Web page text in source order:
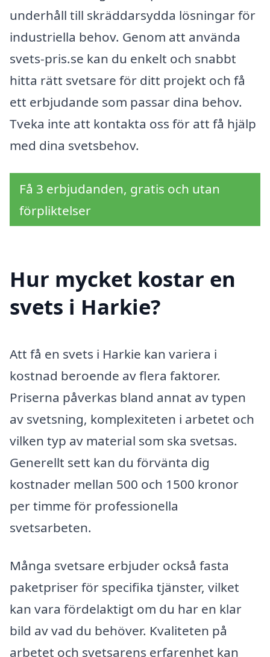
underhåll till skräddarsydda lösningar för
industriella behov. Genom att använda
svets-pris.se kan du enkelt och snabbt
hitta rätt svetsare för ditt projekt och få
ett erbjudande som passar dina behov.
Tveka inte att kontakta oss för att få hjälp
med dina svetsbehov.
Få 3 erbjudanden, gratis och utan
förpliktelser
Hur mycket kostar en
svets i Harkie?
Att få en svets i Harkie kan variera i
kostnad beroende av flera faktorer.
Priserna påverkas bland annat av typen
av svetsning, komplexiteten i arbetet och
vilken typ av material som ska svetsas.
Generellt sett kan du förvänta dig
kostnader mellan 500 och 1500 kronor
per timme för professionella
svetsarbeten.
Många svetsare erbjuder också fasta
paketpriser för specifika tjänster, vilket
kan vara fördelaktigt om du har en klar
bild av vad du behöver. Kvaliteten på
arbetet och svetsarens erfarenhet kan